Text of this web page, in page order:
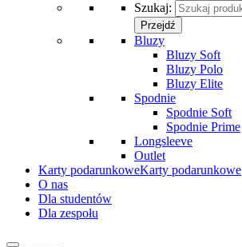
Szukaj:
Przejdź
Bluzy
Bluzy Soft
Bluzy Polo
Bluzy Elite
Spodnie
Spodnie Soft
Spodnie Prime
Longsleeve
Outlet
Karty podarunkoweKarty podarunkowe
O nas
Dla studentów
Dla zespołu